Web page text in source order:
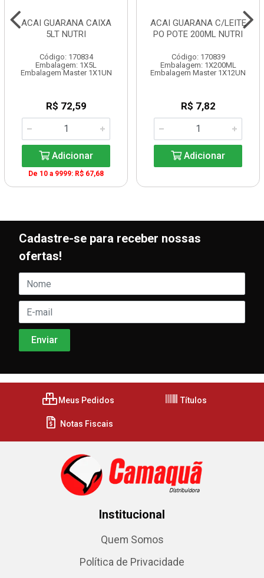
ACAI GUARANA CAIXA
5LT NUTRI
Código: 170834
Embalagem: 1X5L
Embalagem Master 1X1UN
R$ 72,59
Adicionar
De 10 a 9999: R$ 67,68
ACAI GUARANA C/LEITE
PO POTE 200ML NUTRI
Código: 170839
Embalagem: 1X200ML
Embalagem Master 1X12UN
R$ 7,82
Adicionar
Cadastre-se para receber nossas
ofertas!
Meus Pedidos Títulos
Notas Fiscais
Institucional
Quem Somos
Política de Privacidade